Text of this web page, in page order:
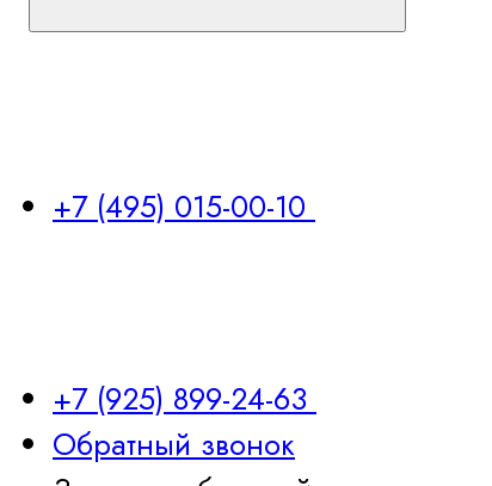
+7 (495) 015-00-10
+7 (925) 899-24-63
Обратный звонок